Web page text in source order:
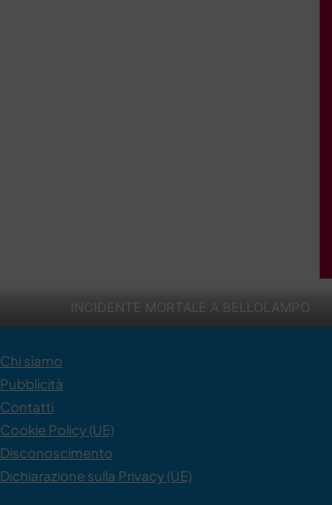
INCIDENTE MORTALE A BELLOLAMPO
Chi siamo
Pubblicità
Contatti
Cookie Policy (UE)
Disconoscimento
Dichiarazione sulla Privacy (UE)